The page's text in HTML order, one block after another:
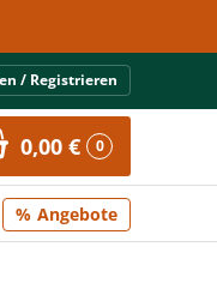
/ Registrieren
0,00 € 0
Angebote